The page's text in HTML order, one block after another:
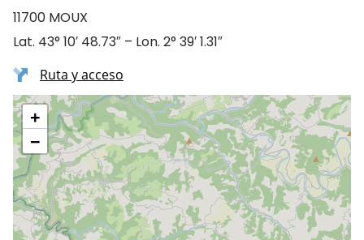
11700 MOUX
Lat. 43° 10′ 48.73″ – Lon. 2° 39′ 1.31″
Ruta y acceso
+
−